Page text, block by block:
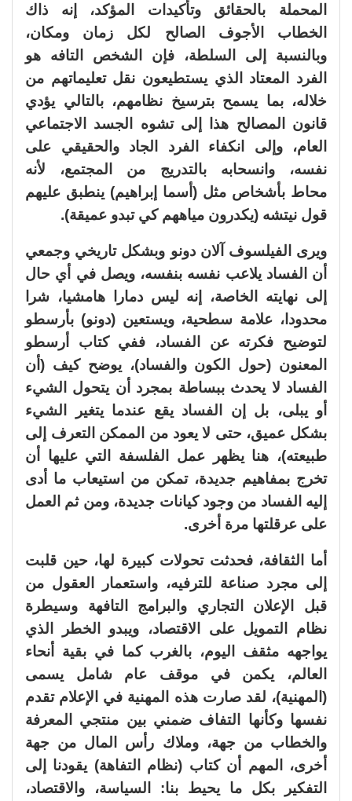
المحملة بالحقائق وتأكيدات المؤكد، إنه ذاك
الخطاب الأجوف الصالح لكل زمان ومكان،
وبالنسبة إلى السلطة، فإن الشخص التافه هو
الفرد المعتاد الذي يستطيعون نقل تعليماتهم من
خلاله، بما يسمح بترسيخ نظامهم، بالتالي يؤدي
قانون المصالح هذا إلى تشوه الجسد الاجتماعي
العام، وإلى انكفاء الفرد الجاد والحقيقي على
نفسه، وانسحابه بالتدريج من المجتمع، لأنه
محاط بأشخاص مثل (أسما إبراهيم) ينطبق عليهم
قول نيتشه (يكدرون مياههم كي تبدو عميقة).
ويرى الفيلسوف آلان دونو وبشكل تاريخي وجمعي
أن الفساد يلاعب نفسه بنفسه، ويصل في أي حال
إلى نهايته الخاصة، إنه ليس دمارا هامشيا، شرا
محدودا، علامة سطحية، ويستعين (دونو) بأرسطو
لتوضيح فكرته عن الفساد، ففي كتاب أرسطو
المعنون (حول الكون والفساد)، يوضح كيف (أن
الفساد لا يحدث ببساطة بمجرد أن يتحول الشيء
أو يبلى، بل إن الفساد يقع عندما يتغير الشيء
بشكل عميق، حتى لا يعود من الممكن التعرف إلى
طبيعته)، هنا يظهر عمل الفلسفة التي عليها أن
تخرج بمفاهيم جديدة، تمكن من استيعاب ما أدى
إليه الفساد من وجود كيانات جديدة، ومن ثم العمل
على عرقلتها مرة أخرى.
أما الثقافة، فحدثت تحولات كبيرة لها، حين قلبت
إلى مجرد صناعة للترفيه، واستعمار العقول من
قبل الإعلان التجاري والبرامج التافهة وسيطرة
نظام التمويل على الاقتصاد، ويبدو الخطر الذي
يواجهه مثقف اليوم، بالغرب كما في بقية أنحاء
العالم، يكمن في موقف عام شامل يسمى
(المهنية)، لقد صارت هذه المهنية في الإعلام تقدم
نفسها وكأنها التفاف ضمني بين منتجي المعرفة
والخطاب من جهة، وملاك رأس المال من جهة
أخرى، المهم أن كتاب (نظام التفاهة) يقودنا إلى
التفكير بكل ما يحيط بنا: السياسة، والاقتصاد،